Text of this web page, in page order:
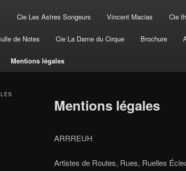
Cie Les Astres Songeurs Vincent Macias Cie
de Notes Cie La Dame du Cirque Brochure
Mentions légales
Mentions légales
ARRREUH
Artistes de Routes, Rues, Ruelles